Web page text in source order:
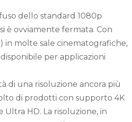
dello standard 1080p
è ovviamente fermata. Con
in molte sale cinematografiche,
per applicazioni
di una risoluzione ancora più
di prodotti con supporto 4K
HD. La risoluzione, in